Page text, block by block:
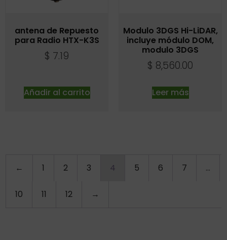
antena de Repuesto
para Radio HTX-K3S
$ 7.19
Añadir al carrito
Modulo 3DGS Hi-LiDAR,
incluye módulo DOM,
modulo 3DGS
$ 8,560.00
Leer más
← 1 2 3 4 5 6 7 …
10 11 12 →